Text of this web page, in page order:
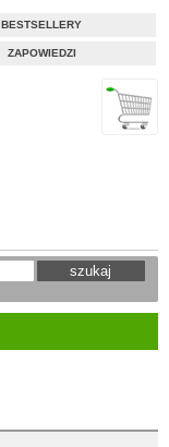
BESTSELLERY
ZAPOWIEDZI